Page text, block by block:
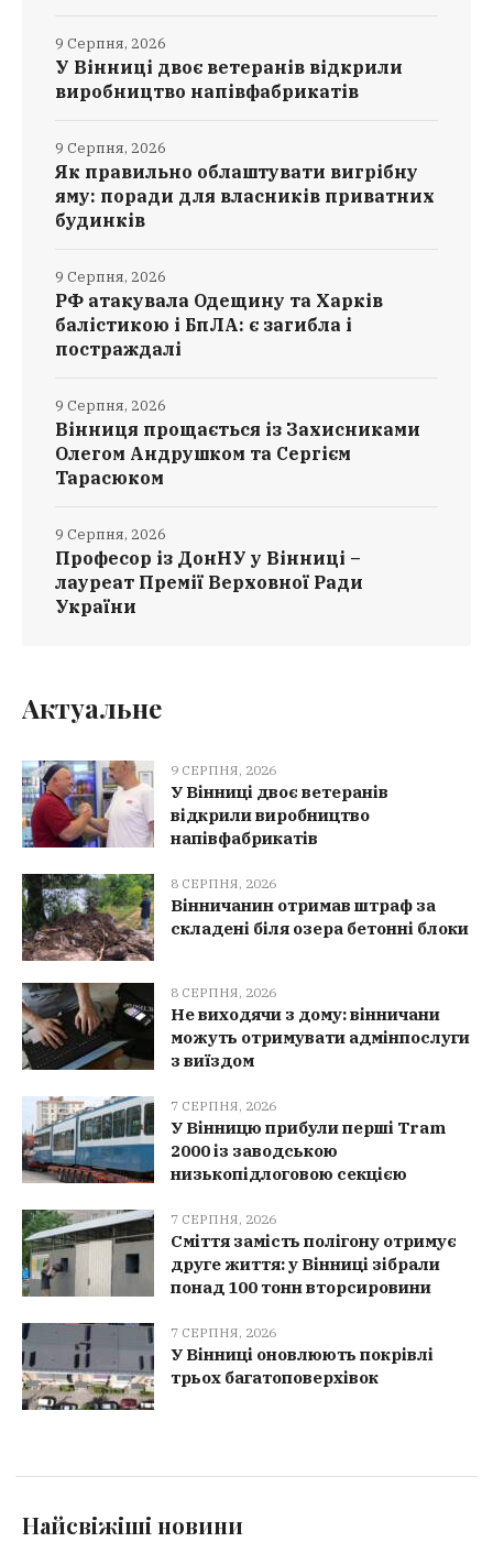
У Вінниці двоє ветеранів відкрили
виробництво напівфабрикатів
9 Серпня, 2026
Як правильно облаштувати вигрібну
яму: поради для власників приватних
будинків
9 Серпня, 2026
РФ атакувала Одещину та Харків
балістикою і БпЛА: є загибла і
постраждалі
9 Серпня, 2026
Вінниця прощається із Захисниками
Олегом Андрушком та Сергієм
Тарасюком
9 Серпня, 2026
Професор із ДонНУ у Вінниці –
лауреат Премії Верховної Ради
України
9 Серпня, 2026
Актуальне
9 СЕРПНЯ, 2026
У Вінниці двоє ветеранів
відкрили виробництво
напівфабрикатів
8 СЕРПНЯ, 2026
Вінничанин отримав штраф за
складені біля озера бетонні блоки
8 СЕРПНЯ, 2026
Не виходячи з дому: вінничани
можуть отримувати адмінпослуги
з виїздом
7 СЕРПНЯ, 2026
У Вінницю прибули перші Tram
2000 із заводською
низькопідлоговою секцією
7 СЕРПНЯ, 2026
Сміття замість полігону отримує
друге життя: у Вінниці зібрали
понад 100 тонн вторсировини
7 СЕРПНЯ, 2026
У Вінниці оновлюють покрівлі
трьох багатоповерхівок
Найсвіжіші новини